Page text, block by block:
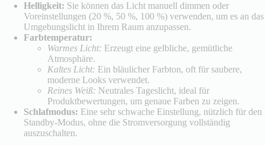
Helligkeit: Sie können das Licht manuell dimmen oder
Voreinstellungen (20 %, 50 %, 100 %) verwenden, um es an das
Umgebungslicht in Ihrem Raum anzupassen.
Farbtemperatur:
Warmes Licht: Erzeugt eine gelbliche, gemütliche
Atmosphäre.
Kaltes Licht: Ein bläulicher Farbton, oft für saubere,
moderne Looks verwendet.
Reines Weiß: Neutrales Tageslicht, ideal für
Produktbewertungen, um genaue Farben zu zeigen.
Schlafmodus: Eine sehr schwache Einstellung, nützlich für den
Standby-Modus, ohne die Stromversorgung vollständig
auszuschalten.